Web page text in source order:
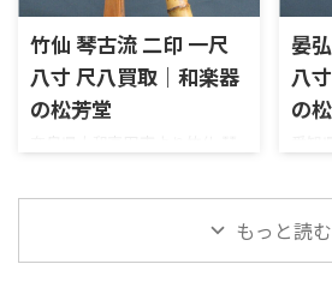
中継ぎは銀三線藤巻です。些細
な小キズはあるものの、全体
的にキレイな印象です。音出し
もスムーズでした。割れや欠
け、ヒビなどもありません。お
いました。 【仕様】琴古流
寸（約 74cm）歌口：内径 約
2.0cm / 外径 約 3.9cm管尻：内
径 約 2.2cm / 外径 約 5. ...
ろ
印象
く、
しも
杯の
あり
さ：
口：
竹仙 琴古流 二印 一尺
八寸 尺八買取｜和楽器
の松芳堂
買取させていただきました。
歌口に銀巻きで、中継ぎは石目
三線が施されています。石目三
線が施されていると、ゴージャ
晏
八
の
取さ
継は
2か
ある
もっと読む